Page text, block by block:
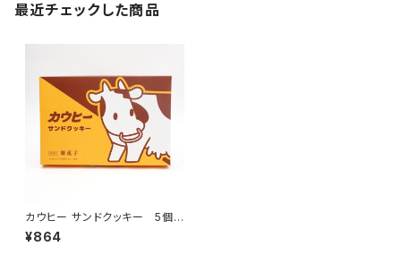
最近チェックした商品
カウヒー サンドクッキー 5個
入り
¥864